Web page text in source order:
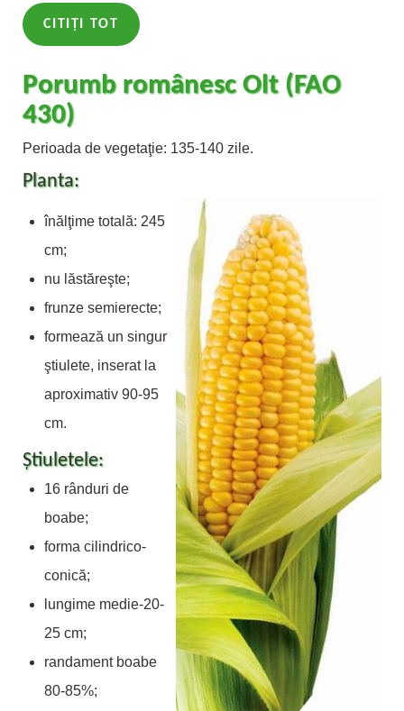
CITIȚI TOT
Porumb românesc Olt (FAO
430)
Perioada de vegetaţie: 135-140 zile.
Planta:
înălţime totală: 245
cm;
nu lăstăreşte;
frunze semierecte;
formează un singur
ştiulete, inserat la
aproximativ 90-95
cm.
Ştiuletele:
16 rânduri de
boabe;
forma cilindrico-
conică;
lungime medie-20-
25 cm;
randament boabe
80-85%;